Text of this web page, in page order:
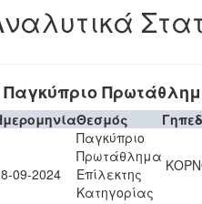
Παγκύπριο
Θεσμός
09-2024
Παγκύπριο
Πρωτάθλημα
Επίλεκτης
Κατηγορίας